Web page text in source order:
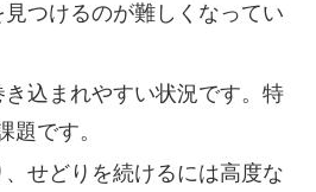
つけるのが難しくなってい
込まれやすい状況です。特
です。
せどりを続けるには高度な